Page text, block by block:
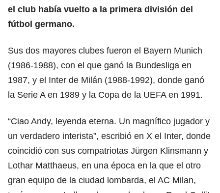
el club había vuelto a la primera división del
fútbol germano.
Sus dos mayores clubes fueron el Bayern Munich
(1986-1988), con el que ganó la Bundesliga en
1987, y el Inter de Milán (1988-1992), donde ganó
la Serie A en 1989 y la Copa de la UEFA en 1991.
“Ciao Andy, leyenda eterna. Un magnífico jugador y
un verdadero interista”, escribió en X el Inter, donde
coincidió con sus compatriotas Jürgen Klinsmann y
Lothar Matthaeus, en una época en la que el otro
gran equipo de la ciudad lombarda, el AC Milan,